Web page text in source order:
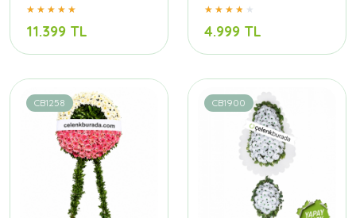
11.399 TL 4.999 TL
CB1258 CB1900